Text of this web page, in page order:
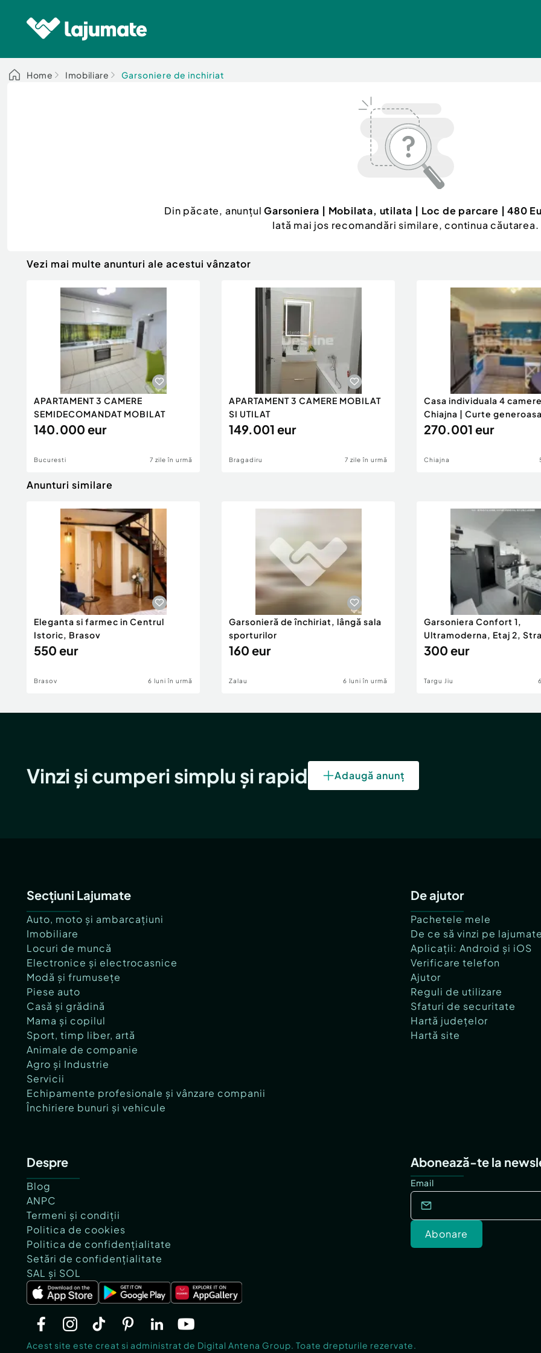
Home Imobiliare Garsoniere de inchiriat
Din păcate, anunțulGarsoniera | Mobilata, utilata | Loc de parcare | 480
Iată mai jos recomandări similare, continua căutarea.
Vezi mai multe anunturi ale acestui vânzator
APARTAMENT 3 CAMERE
SEMIDECOMANDAT MOBILAT
140.000 eur
Bucuresti 7 zile în urmă
APARTAMENT 3 CAMERE MOBILAT
SI UTILAT
149.001 eur
Bragadiru 7 zile în urmă
Casa individuala 4
Chiajna | Curte
270.001 eur
Chiajna
Anunturi similare
Eleganta si farmec in Centrul
Istoric, Brasov
550 eur
Brasov 6 luni în urmă
Garsonieră de închiriat, lângă sala
sporturilor
160 eur
Zalau 6 luni în urmă
Garsoniera Confort 1,
Ultramoderna, Etaj 2,
2
300 eur
Targu Jiu
Vinzi și cumperi simplu și rapid Adaugă anunț
Secțiuni Lajumate
Auto, moto și ambarcațiuni
Imobiliare
Locuri de muncă
Electronice și electrocasnice
Modă și frumusețe
Piese auto
Casă și grădină
Mama și copilul
Sport, timp liber, artă
Animale de companie
Agro și Industrie
Servicii
Echipamente profesionale și vânzare companii
Închiriere bunuri și vehicule
De ajutor
Pachetele mele
De ce să vinzi pe
Aplicații: Android și iOS
Verificare telefon
Ajutor
Reguli de utilizare
Sfaturi de securitate
Hartă județelor
Hartă site
Despre
Blog
ANPC
Termeni și condiții
Politica de cookies
Politica de confidențialitate
Setări de confidențialitate
SAL și SOL
Abonează-te la
Email
Abonare
Acest site este creat si administrat de Digital Antena Group. Toate drepturile rezervate.